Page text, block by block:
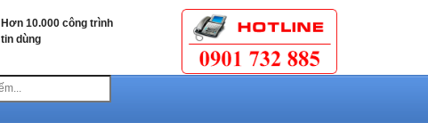
Hơn 10.000 công trình
tin dùng